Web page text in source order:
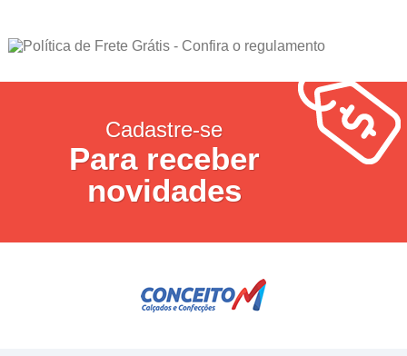
Cadastre-se
Para receber
novidades